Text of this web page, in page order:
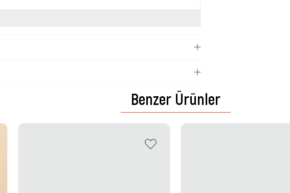
Benzer Ürünler